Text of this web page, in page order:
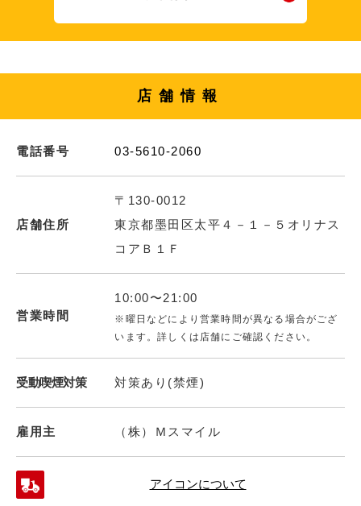
店舗情報
電話番号 03-5610-2060
店舗住所
〒130-0012
東京都墨田区太平４－１－５オリナス
コアＢ１Ｆ
営業時間
10:00〜21:00
※曜日などにより営業時間が異なる場合がござ
います。詳しくは店舗にご確認ください。
受動喫煙対策 対策あり(禁煙)
雇用主 （株）Ｍスマイル
アイコンについて